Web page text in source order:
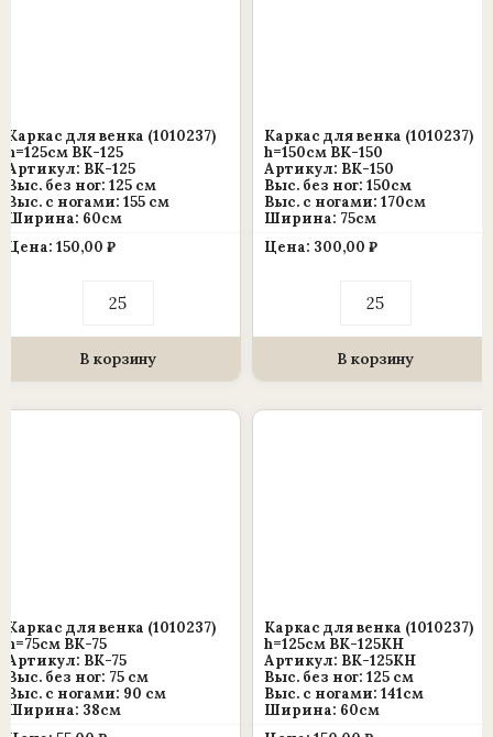
Каркас для венка (1010237)
h=125см ВК-125
Артикул: ВК-125
Выс. без ног: 125 см
Выс. c ногами: 155 см
Ширина: 60см
Цена: 150,00 ₽
товара
для
венка
ВК-125
В корзину
Каркас для венка (1010237)
h=150см ВК-150
Артикул: ВК-150
Выс. без ног: 150см
Выс. c ногами: 170см
Ширина: 75см
Цена: 300,00 ₽
товара
для
венка
ВК-150
В корзину
Каркас для венка (1010237)
h=75см ВК-75
Артикул: ВК-75
Выс. без ног: 75 см
Выс. c ногами: 90 см
Ширина: 38см
Каркас для венка (1010237)
h=125см ВК-125КН
Артикул: ВК-125КН
Выс. без ног: 125 см
Выс. c ногами: 141см
Ширина: 60см